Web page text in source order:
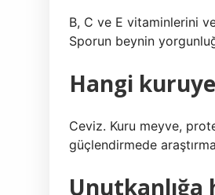
B, C ve E vitaminlerini
Sporun beynin
Hangi
Ceviz. Kuru meyve,
güçlendirmede